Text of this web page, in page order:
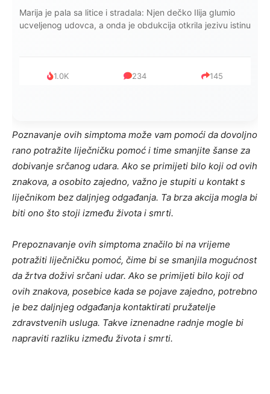
Kad se Marin suprug razbolio ona ga kupala, pelene mu
mijenjala: Jedno jutro je poslao po čokoladu..
999 321 234
Poznavanje ovih simptoma može vam pomoći da dovoljno
rano potražite liječničku pomoć i time smanjite šanse za
dobivanje srčanog udara. Ako se primijeti bilo koji od ovih
znakova, a osobito zajedno, važno je stupiti u kontakt s
liječnikom bez daljnjeg odgađanja. Ta brza akcija mogla bi
biti ono što stoji između života i smrti.
Prepoznavanje ovih simptoma značilo bi na vrijeme
potražiti liječničku pomoć, čime bi se smanjila mogućnost
da žrtva doživi srčani udar. Ako se primijeti bilo koji od
ovih znakova, posebice kada se pojave zajedno, potrebno
je bez daljnjeg odgađanja kontaktirati pružatelje
zdravstvenih usluga. Takve iznenadne radnje mogle bi
napraviti razliku između života i smrti.